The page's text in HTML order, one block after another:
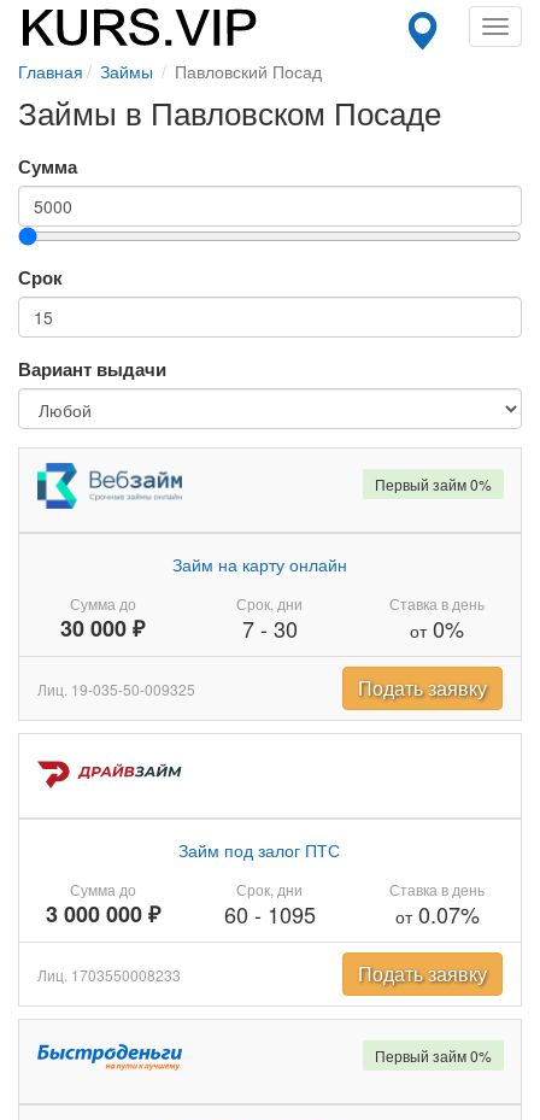
Главная Займы Павловский Посад
Займы в Павловском Посаде
Сумма
Срок
Вариант выдачи
Сумма до
30 000 ₽
Займ на карту онлайн
Срок, дни
7- 30
Ставка в день
от0%
Первый займ 0%
Лиц. 19-035-50-009325 Подать заявку
Сумма до
3 000 000 ₽
Займ под залог ПТС
Срок, дни
60 - 1095
Ставка в день
от0.07%
Лиц. 1703550008233 Подать заявку
Первый займ 0%